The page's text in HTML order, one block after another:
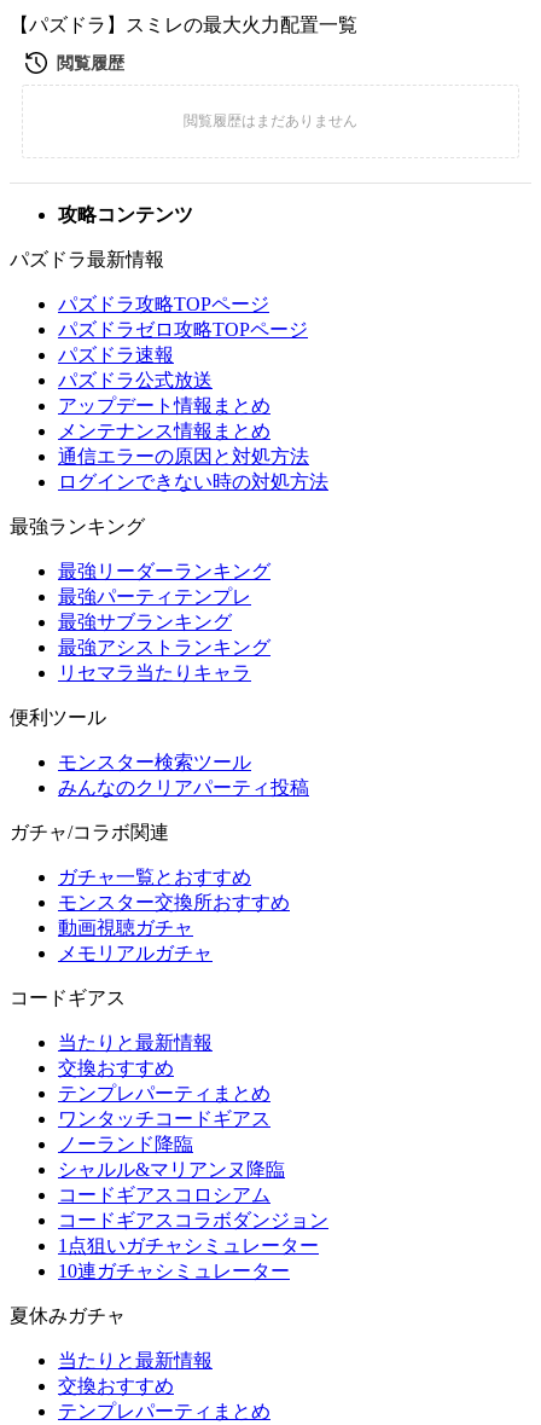
【パズドラ】スミレの最大火力配置一覧
攻略コンテンツ
パズドラ最新情報
パズドラ攻略TOPページ
パズドラゼロ攻略TOPページ
パズドラ速報
パズドラ公式放送
アップデート情報まとめ
メンテナンス情報まとめ
通信エラーの原因と対処方法
ログインできない時の対処方法
最強ランキング
最強リーダーランキング
最強パーティテンプレ
最強サブランキング
最強アシストランキング
リセマラ当たりキャラ
便利ツール
モンスター検索ツール
みんなのクリアパーティ投稿
ガチャ/コラボ関連
ガチャ一覧とおすすめ
モンスター交換所おすすめ
動画視聴ガチャ
メモリアルガチャ
コードギアス
当たりと最新情報
交換おすすめ
テンプレパーティまとめ
ワンタッチコードギアス
ノーランド降臨
シャルル&マリアンヌ降臨
コードギアスコロシアム
コードギアスコラボダンジョン
1点狙いガチャシミュレーター
10連ガチャシミュレーター
夏休みガチャ
当たりと最新情報
交換おすすめ
テンプレパーティまとめ